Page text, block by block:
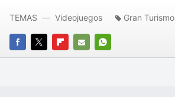
FACEBOOK
TWITTERFLIPBOARD
E-
WHATSAPP
TEMAS Videojuegos Gran Turismo